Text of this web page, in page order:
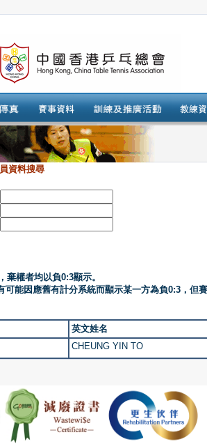
資料搜尋
棄權者均以負0:3顯示。
可能因應舊有計分系統而顯示某一方為負0:3，但
英文姓名
CHEUNG YIN TO